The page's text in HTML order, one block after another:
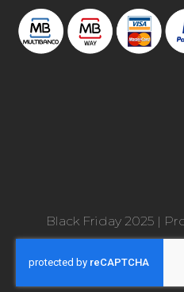
Black Friday 2025 |